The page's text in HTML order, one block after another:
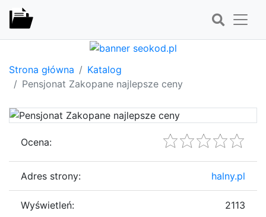
Strona główna
Katalog
Pensjonat Zakopane najlepsze ceny
Ocena:
Adres strony: halny.pl
Wyświetleń: 2113